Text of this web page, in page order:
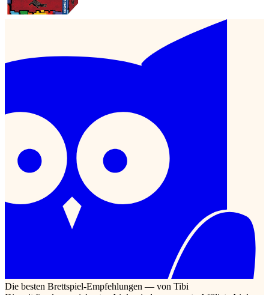
Die besten Brettspiel-Empfehlungen — von Tibi